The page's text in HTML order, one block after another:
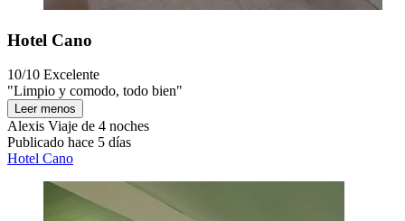
Hotel Cano
10/10 Excelente
"Limpio y comodo, todo bien"
Leer menos
Alexis Viaje de 4 noches
Publicado hace 5 días
Hotel Cano